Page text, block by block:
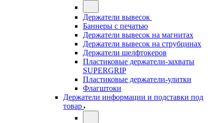
Держатели вывесок
Баннеры с печатью
Держатели вывесок на магнитах
Держатели вывесок на струбцинах
Держатели шелфтокеров
Пластиковые держатели-захваты
SUPERGRIP
Пластиковые держатели-улитки
Флагштоки
Держатели информации и подставки под
товар